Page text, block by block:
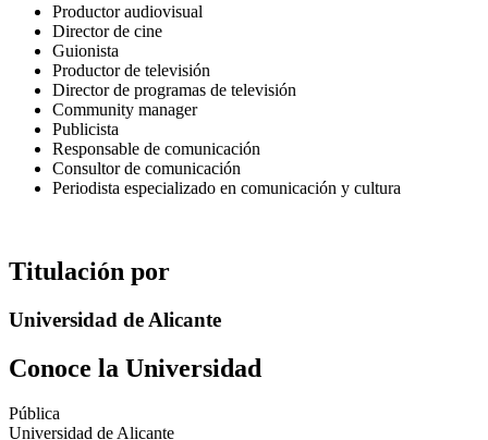
Productor audiovisual
Director de cine
Guionista
Productor de televisión
Director de programas de televisión
Community manager
Publicista
Responsable de comunicación
Consultor de comunicación
Periodista especializado en comunicación y cultura
Titulación por
Universidad de Alicante
Conoce la Universidad
Pública
Universidad de Alicante